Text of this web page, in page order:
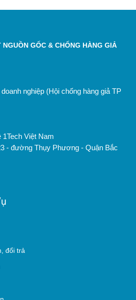
NGUỒN GỐC & CHỐNG HÀNG GIẢ
nghiệp (Hội chống hàng giả TP
Việt Nam
- đường Thụy Phương - Quận Bắc
đổi trả